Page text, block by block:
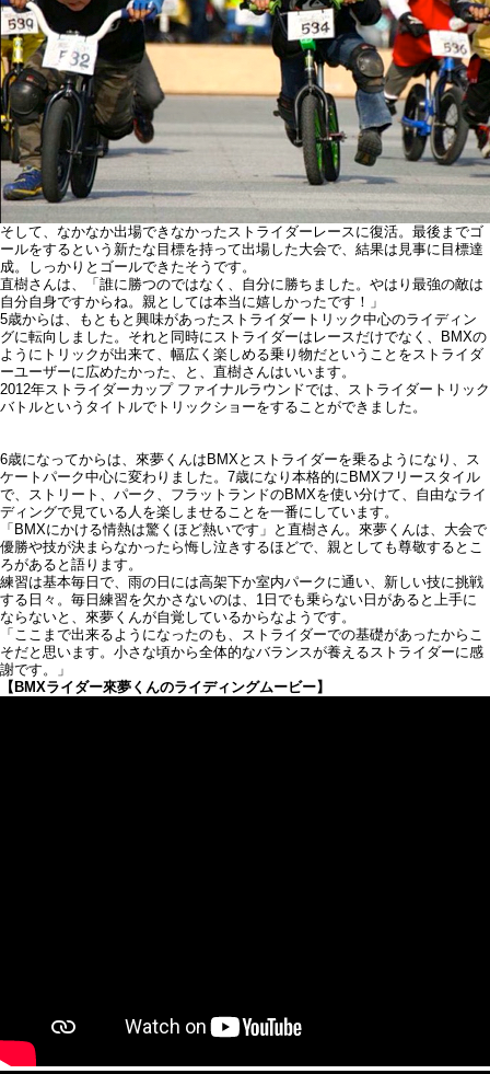
そして、なかなか出場できなかったストライダーレースに復活。最後までゴ
ールをするという新たな目標を持って出場した大会で、結果は見事に目標達
成。しっかりとゴールできたそうです。
直樹さんは、「誰に勝つのではなく、自分に勝ちました。やはり最強の敵は
自分自身ですからね。親としては本当に嬉しかったです！」
5歳からは、もともと興味があったストライダートリック中心のライディン
グに転向しました。それと同時にストライダーはレースだけでなく、BMXの
ようにトリックが出来て、幅広く楽しめる乗り物だということをストライダ
ーユーザーに広めたかった、と、直樹さんはいいます。
2012年ストライダーカップ ファイナルラウンドでは、ストライダートリック
バトルというタイトルでトリックショーをすることができました。
6歳になってからは、來夢くんはBMXとストライダーを乗るようになり、ス
ケートパーク中心に変わりました。7歳になり本格的にBMXフリースタイル
で、ストリート、パーク、フラットランドのBMXを使い分けて、自由なライ
ディングで見ている人を楽しませることを一番にしています。
「BMXにかける情熱は驚くほど熱いです」と直樹さん。來夢くんは、大会で
優勝や技が決まらなかったら悔し泣きするほどで、親としても尊敬するとこ
ろがあると語ります。
練習は基本毎日で、雨の日には高架下か室内パークに通い、新しい技に挑戦
する日々。毎日練習を欠かさないのは、1日でも乗らない日があると上手に
ならないと、來夢くんが自覚しているからなようです。
「ここまで出来るようになったのも、ストライダーでの基礎があったからこ
そだと思います。小さな頃から全体的なバランスが養えるストライダーに感
謝です。」
【BMXライダー來夢くんのライディングムービー】